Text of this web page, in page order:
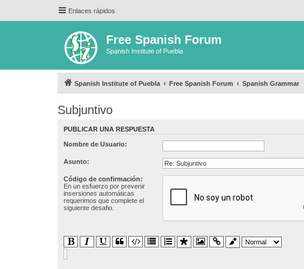
Enlaces rápidos
Free Spanish Forum
Spanish Institute of Puebla
Spanish Institute of Puebla Free Spanish Forum Spanish Grammar
Subjuntivo
PUBLICAR UNA RESPUESTA
Nombre de Usuario:
Asunto:
Código de confirmación:
En un esfuerzo por prevenir
insersiones automáticas
requerimos que complete el
siguiente desafio.